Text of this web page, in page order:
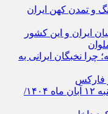
و تمدن کهن ایران‌
ایران و این کشور
چرا نخبگان ایرانی به
فارکس
وضعیت بازار رمزارز‌ها امروز دوشنبه ۱۲ آبان ماه ۱۴۰۴/